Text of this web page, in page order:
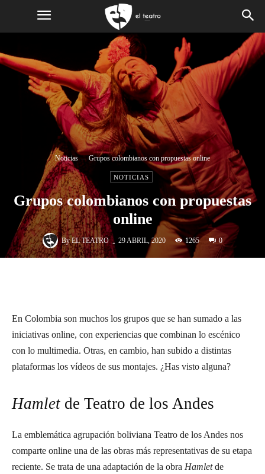
Noticias Grupos colombianos con propuestas online
NOTICIAS
Grupos colombianos con propuestas
online
By EL TEATRO - 29 ABRIL, 2020 1265 0
En Colombia son muchos los grupos que se han sumado a las
iniciativas online, con experiencias que combinan lo escénico
con lo multimedia. Otras, en cambio, han subido a distintas
plataformas los vídeos de sus montajes. ¿Has visto alguna?
Hamlet de Teatro de los Andes
La emblemática agrupación boliviana Teatro de los Andes nos
comparte online una de las obras más representativas de su etapa
reciente. Se trata de una adaptación de la obra Hamletde